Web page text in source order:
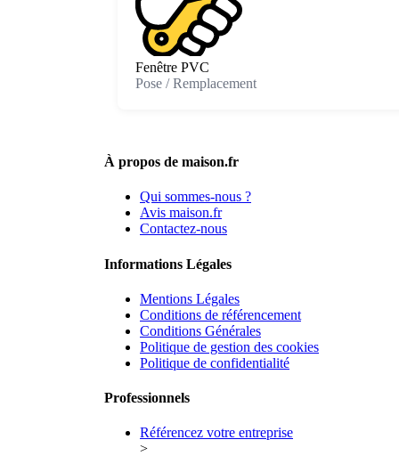
Fenêtre PVC
Pose / Remplacement
À propos de maison.fr
Qui sommes-nous ?
Avis maison.fr
Contactez-nous
Informations Légales
Mentions Légales
Conditions de référencement
Conditions Générales
Politique de gestion des cookies
Politique de confidentialité
Professionnels
Référencez votre entreprise
>